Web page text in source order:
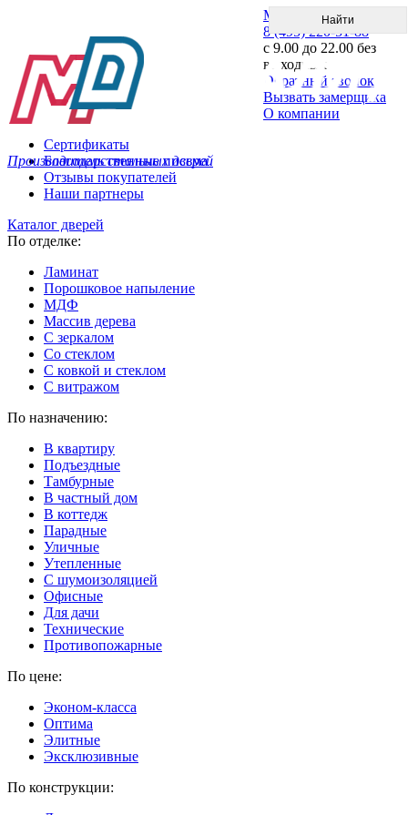
Производитель стальных дверей
Меню
8 (495) 220-51-88
с 9.00 до 22.00 без
выходных
Обратный звонок
Вызвать замерщика
О компании
Сертификаты
Благодарственные письма
Отзывы покупателей
Наши партнеры
Каталог дверей
По отделке:
Ламинат
Порошковое напыление
МДФ
Массив дерева
С зеркалом
Со стеклом
С ковкой и стеклом
С витражом
По назначению:
В квартиру
Подъездные
Тамбурные
В частный дом
В коттедж
Парадные
Уличные
Утепленные
C шумоизоляцией
Офисные
Для дачи
Технические
Противопожарные
По цене:
Эконом-класса
Оптима
Элитные
Эксклюзивные
По конструкции: